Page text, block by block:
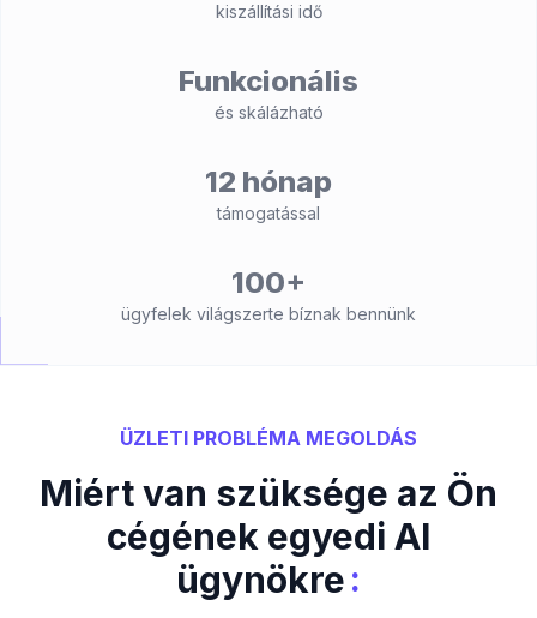
kiszállítási idő
Funkcionális
és skálázható
12 hónap
támogatással
100+
ügyfelek világszerte bíznak bennünk
ÜZLETI PROBLÉMA MEGOLDÁS
Miért van szüksége az Ön
cégének egyedi AI
ügynökre: